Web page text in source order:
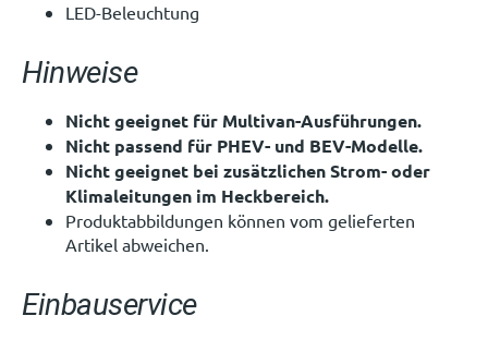
LED-Beleuchtung
Hinweise
Nicht geeignet für Multivan-Ausführungen.
Nicht passend für PHEV- und BEV-Modelle.
Nicht geeignet bei zusätzlichen Strom- oder
Klimaleitungen im Heckbereich.
Produktabbildungen können vom gelieferten
Artikel abweichen.
Einbauservice